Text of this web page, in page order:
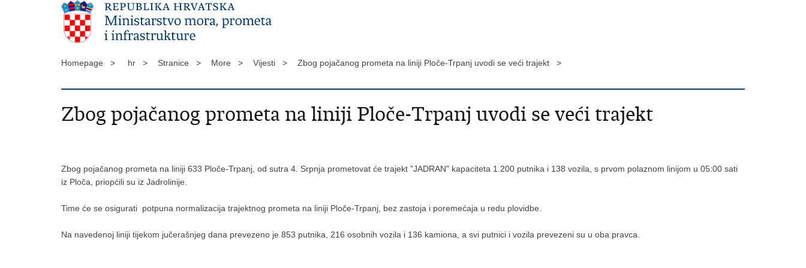
Homepage > hr > Stranice > More > Vijesti > Zbog pojačanog prometa na liniji Ploče-Trpanj uvodi se veći trajekt >
Zbog pojačanog prometa na liniji Ploče-Trpanj uvodi se veći trajekt
Zbog pojačanog prometa na liniji 633 Ploče-Trpanj, od sutra 4. Srpnja prometovat će trajekt "JADRAN" kapaciteta 1.200 putnika i 138 vozila, s prvom polaznom linijom u 05:00 sati
iz Ploča, priopćili su iz Jadrolinije.
Time će se osigurati potpuna normalizacija trajektnog prometa na liniji Ploče-Trpanj, bez zastoja i poremećaja u redu plovidbe.
Na navedenoj liniji tijekom jučerašnjeg dana prevezeno je 853 putnika, 216 osobnih vozila i 136 kamiona, a svi putnici i vozila prevezeni su u oba pravca.